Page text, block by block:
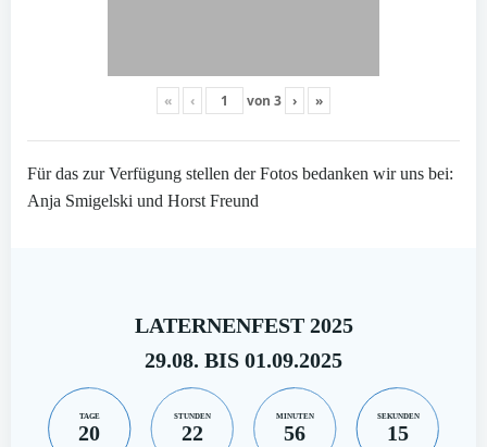
« ‹ von 3 › »
Für das zur Verfügung stellen der Fotos bedanken wir uns bei:
Anja Smigelski und Horst Freund
LATERNENFEST 2025
29.08. BIS 01.09.2025
TAGE
20
STUNDEN
22
MINUTEN
56
SEKUNDEN
14